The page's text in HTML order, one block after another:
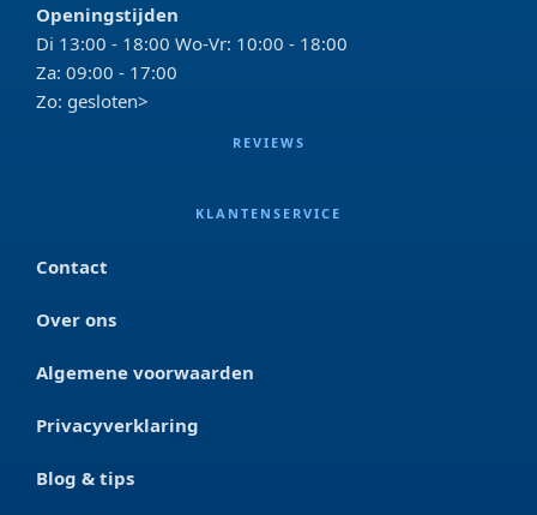
Openingstijden
Di 13:00 - 18:00 Wo-Vr: 10:00 - 18:00
Za: 09:00 - 17:00
Zo: gesloten>
REVIEWS
KLANTENSERVICE
Contact
Over ons
Algemene voorwaarden
Privacyverklaring
Blog & tips